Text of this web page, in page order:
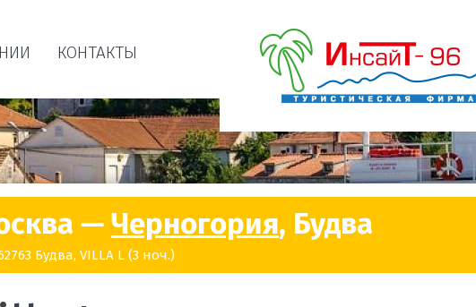
КОНТАКТЫ
— Черногория, Будва
Будва, VILLA L (3 ноч.)